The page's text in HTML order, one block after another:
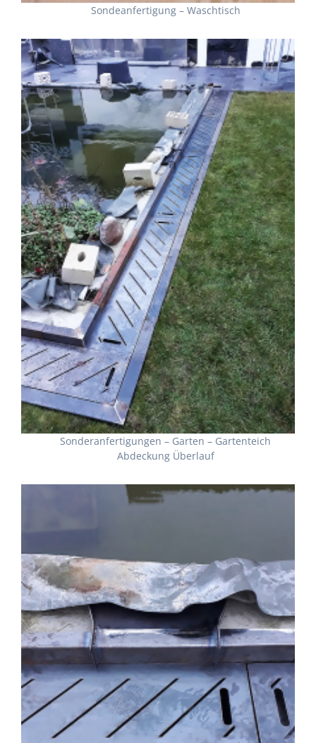
Sondeanfertigung – Waschtisch
Sonderanfertigungen – Garten – Gartenteich
Abdeckung Überlauf